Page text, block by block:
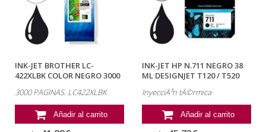
INK-JET BROTHER LC-
422XLBK COLOR NEGRO 3000
3000 PAGINAS. LC422XLBK
Añadir al carrito
INK-JET HP N.711 NEGRO 38
ML DESIGNJET T120 / T520
InyecciÃ³n tÃ©rmica
Añadir al carrito